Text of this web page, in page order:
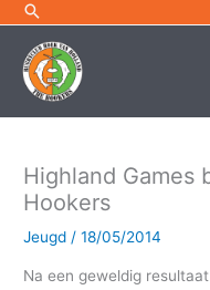
inhoud
Highland Games
Hookers
Jeugd /18/05/2014
Na een geweldig